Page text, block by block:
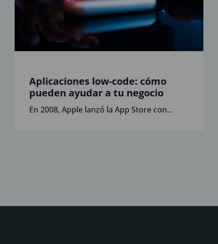
Aplicaciones low-code: cómo
pueden ayudar a tu negocio
En 2008, Apple lanzó la App Store con...